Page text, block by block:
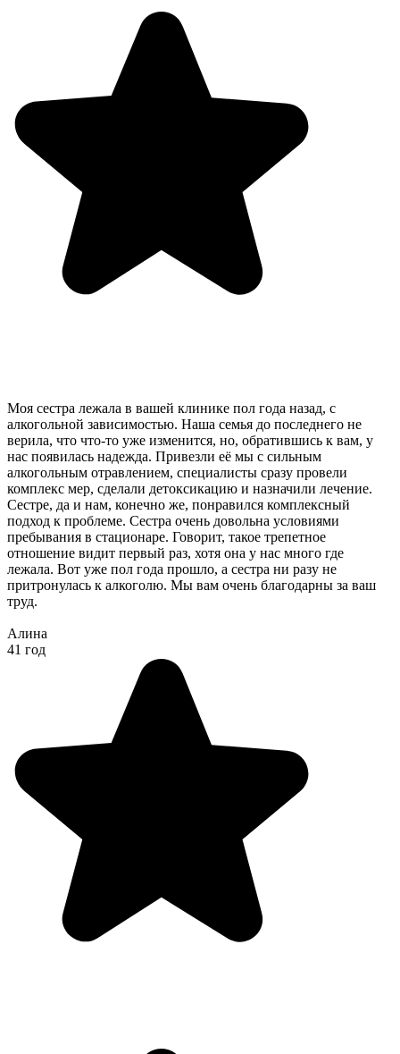
Моя сестра лежала в вашей клинике пол года назад, с
алкогольной зависимостью. Наша семья до последнего не
верила, что что-то уже изменится, но, обратившись к вам, у
нас появилась надежда. Привезли её мы с сильным
алкогольным отравлением, специалисты сразу провели
комплекс мер, сделали детоксикацию и назначили лечение.
Сестре, да и нам, конечно же, понравился комплексный
подход к проблеме. Сестра очень довольна условиями
пребывания в стационаре. Говорит, такое трепетное
отношение видит первый раз, хотя она у нас много где
лежала. Вот уже пол года прошло, а сестра ни разу не
притронулась к алкоголю. Мы вам очень благодарны за ваш
труд.
Алина
41 год